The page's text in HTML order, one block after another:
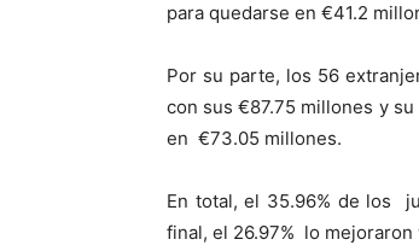
para quedarse en €41.2
Por su parte, los 56
con sus €87.75 millones y
en €73.05 millones.
En total, el 35.96% de los
final, el 26.97% lo